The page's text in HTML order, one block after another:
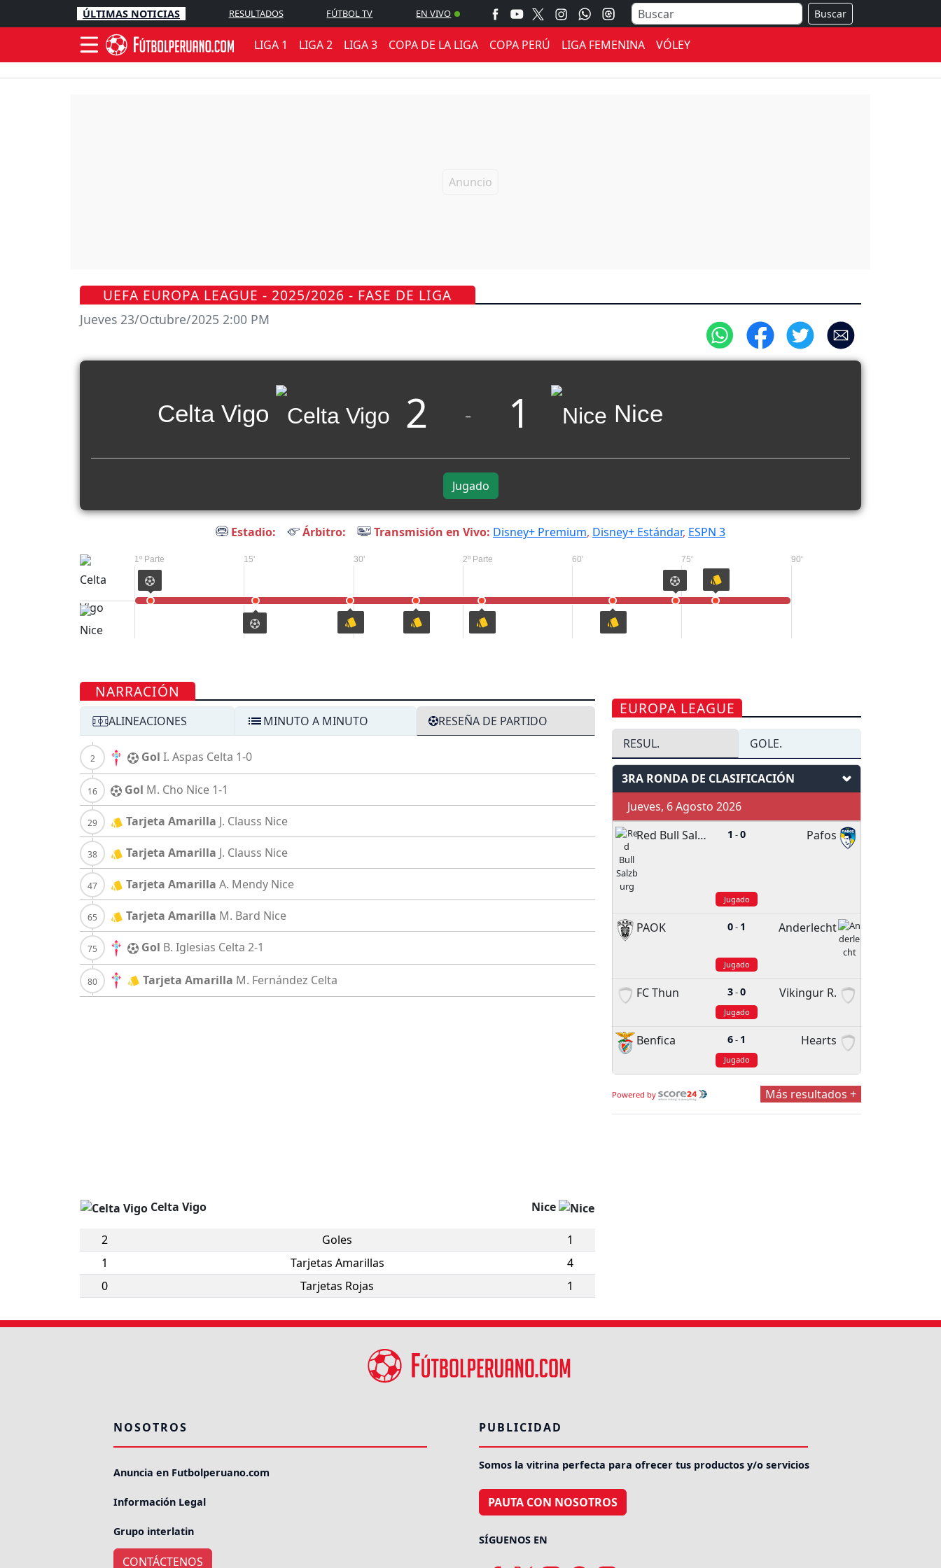
ÚLTIMAS NOTICIAS RESULTADOS FÚTBOL TV EN VIVO Buscar
LIGA 1 LIGA 2 LIGA 3 COPA DE LA LIGA COPA PERÚ LIGA FEMENINA VÓLEY
UEFA EUROPA LEAGUE - 2025/2026 - FASE DE LIGA
Jueves 23/Octubre/2025 2:00 PM
Celta Vigo 2 1 Nice
Jugado
Estadio: Árbitro: Transmisión en Vivo: Disney+ Premium, Disney+ Estándar, ESPN 3
1º Parte 15' 30' 2º Parte 60' 75' 90'
NARRACIÓN
ALINEACIONES MINUTO A MINUTO RESEÑA DE PARTIDO
Gol I. Aspas Celta 1-0
Gol M. Cho Nice 1-1
Tarjeta Amarilla J. Clauss Nice
Tarjeta Amarilla J. Clauss Nice
Tarjeta Amarilla A. Mendy Nice
Tarjeta Amarilla M. Bard Nice
Gol B. Iglesias Celta 2-1
Tarjeta Amarilla M. Fernández Celta
Celta Vigo Nice
2 Goles
1
1
Tarjetas Amarillas
4
0
Tarjetas Rojas 1
EUROPA LEAGUE
RESUL. GOLE.
3RA RONDA DE CLASIFICACIÓN
Jueves, 6 Agosto 2026
Red Bull Salzburg
1 -0 Pafos
Jugado
PAOK 0- 1 Anderlecht
Jugado
FC Thun 3-0 Vikingur R.
Jugado
Benfica 6- 1 Hearts
Jugado
Powered by Más resultados +
NOSOTROS
Anuncia en Futbolperuano.com
Información Legal
Grupo interlatin
CONTÁCTENOS
PUBLICIDAD
Somos la vitrina perfecta para ofrecer tus productos y/o servicios
PAUTA CON NOSOTROS
SÍGUENOS EN